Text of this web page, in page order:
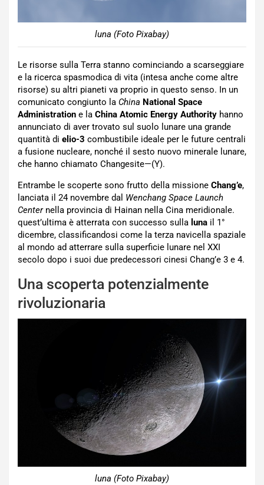
luna (Foto Pixabay)
Le risorse sulla Terra stanno cominciando a scarseggiare
e la ricerca spasmodica di vita (intesa anche come altre
risorse) su altri pianeti va proprio in questo senso. In un
comunicato congiunto la China National Space
Administration e la China Atomic Energy Authority hanno
annunciato di aver trovato sul suolo lunare una grande
quantità di elio-3 combustibile ideale per le future centrali
a fusione nucleare, nonché il sesto nuovo minerale lunare,
che hanno chiamato Changesite—(Y).
Entrambe le scoperte sono frutto della missione Chang’e,
lanciata il 24 novembre dal Wenchang Space Launch
Centernella provincia di Hainan nella Cina meridionale.
quest’ultima è atterrata con successo sulla luna il 1°
dicembre, classificandosi come la terza navicella spaziale
al mondo ad atterrare sulla superficie lunare nel XXI
secolo dopo i suoi due predecessori cinesi Chang’e 3 e 4.
Una scoperta potenzialmente
rivoluzionaria
luna (Foto Pixabay)